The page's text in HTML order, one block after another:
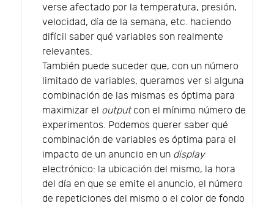
verse afectado por la temperatura, presión,
velocidad, día de la semana, etc. haciendo
difícil saber qué variables son realmente
relevantes.
También puede suceder que, con un número
limitado de variables, queramos ver si alguna
combinación de las mismas es óptima para
maximizar el outputcon el mínimo número de
experimentos. Podemos querer saber qué
combinación de variables es óptima para el
impacto de un anuncio en un display
electrónico: la ubicación del mismo, la hora
del día en que se emite el anuncio, el número
de repeticiones del mismo o el color de fondo